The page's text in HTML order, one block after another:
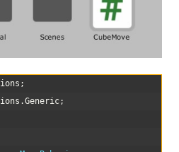
;
.Generic;